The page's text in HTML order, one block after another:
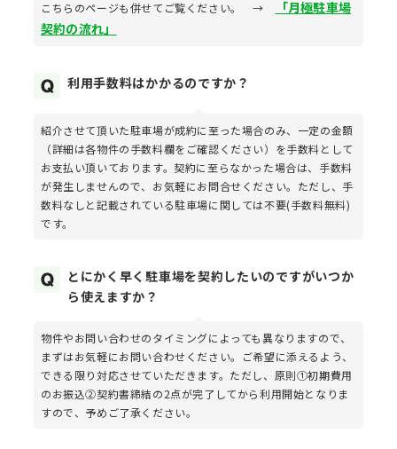
こちらのページも併せてご覧ください。 →
「月極駐車場
契約の流れ」
利用手数料はかかるのですか？
紹介させて頂いた駐車場が成約に至った場合のみ、一定の金額
（詳細は各物件の手数料欄をご確認ください）を手数料として
お支払い頂いております。契約に至らなかった場合は、手数料
が発生しませんので、お気軽にお問合せください。ただし、手
数料なしと記載されている駐車場に関しては不要(手数料無料)
です。
とにかく早く駐車場を契約したいのですがいつか
ら使えますか？
物件やお問い合わせのタイミングによっても異なりますので、
まずはお気軽にお問い合わせください。ご希望に添えるよう、
できる限り対応させていただきます。ただし、原則①初期費用
のお振込②契約書締結の2点が完了してから利用開始となりま
すので、予めご了承ください。